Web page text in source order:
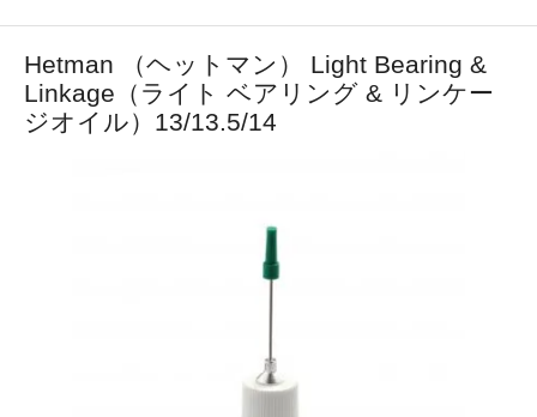
Hetman （ヘットマン） Light Bearing &
Linkage（ライト ベアリング & リンケー
ジオイル）13/13.5/14